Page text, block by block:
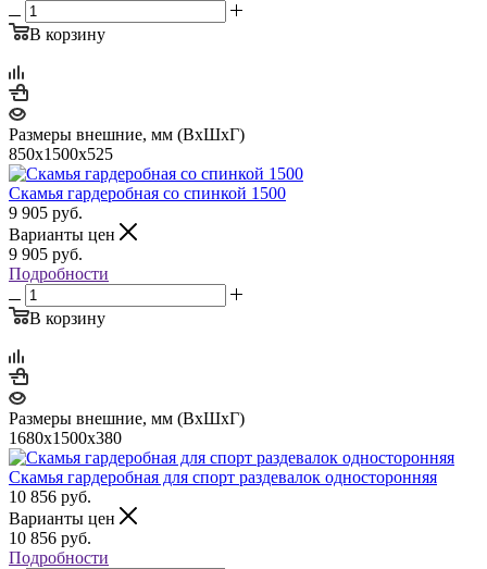
В корзину
Размеры внешние, мм (ВхШхГ)
850х1500х525
Скамья гардеробная со спинкой 1500
9 905 руб.
Варианты цен
9 905 руб.
Подробности
В корзину
Размеры внешние, мм (ВхШхГ)
1680х1500х380
Скамья гардеробная для спорт раздевалок односторонняя
10 856 руб.
Варианты цен
10 856 руб.
Подробности